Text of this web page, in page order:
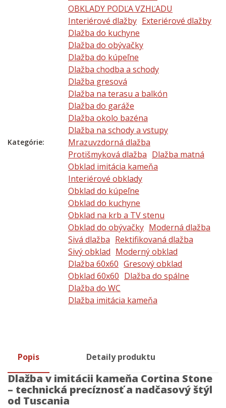
Kategórie:
OBKLADY PODĽA VZHĽADU
Interiérové dlažby Exteriérové dlažby
Dlažba do kuchyne
Dlažba do obývačky
Dlažba do kúpeľne
Dlažba chodba a schody
Dlažba gresová
Dlažba na terasu a balkón
Dlažba do garáže
Dlažba okolo bazéna
Dlažba na schody a vstupy
Mrazuvzdorná dlažba
Protišmyková dlažba Dlažba matná
Obklad imitácia kameňa
Interiérové obklady
Obklad do kúpeľne
Obklad do kuchyne
Obklad na krb a TV stenu
Obklad do obývačky Moderná dlažba
Sivá dlažba Rektifikovaná dlažba
Sivý obklad Moderný obklad
Dlažba 60x60 Gresový obklad
Obklad 60x60 Dlažba do spálne
Dlažba do WC
Dlažba imitácia kameňa
Popis Detaily produktu
Dlažba v imitácii kameňa Cortina Stone
– technická precíznosť a nadčasový štýl
od Tuscania